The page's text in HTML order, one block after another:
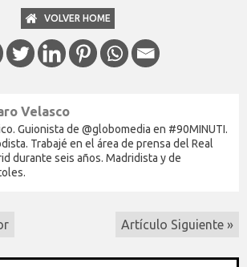
VOLVER HOME
Velasco
Guionista de @globomedia en #90MINUTI.
Trabajé en el área de prensa del Real
durante seis años. Madridista y de
Artículo Siguiente »